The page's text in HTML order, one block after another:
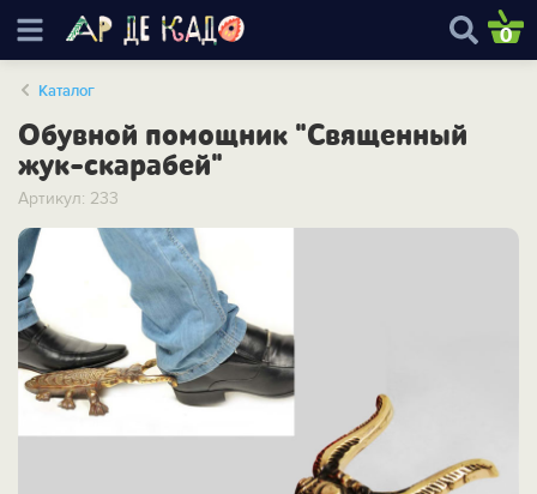
0
Каталог
Обувной помощник "Священный
жук-скарабей"
Артикул: 233